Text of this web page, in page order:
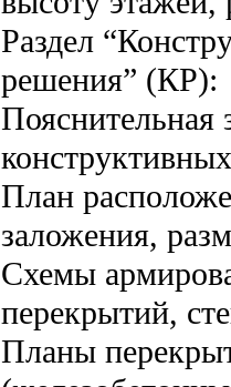
Раздел
решения” (КР):
Пояснительная
План
заложения,
Схемы
перекрытий,
Планы